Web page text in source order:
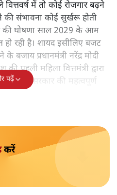
लागू होने की अवधि खासी लंबी
के दावे वाली पर्यटन सुविधाओं
आदि के प्रशिक्षण एवं पैरा
सुविधाओं की स्थापना अथवा
के विस्तार के लिए स्वदेशी
के लागू होने में लंबा समय
संभावना कोई सुर्खरू होती
की घोषणा साल 2029 के आम
हो रही है। शायद इसीलिए बजट
बजाय प्रधानमंत्री नरेंद्र मोदी
पहली महिला वित्तमंत्री द्वारा